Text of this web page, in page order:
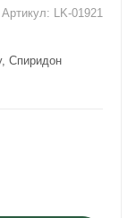
Артикул: LK-01921
Спиридон